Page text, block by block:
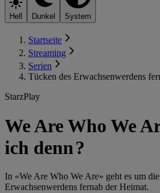
Hell Dunkel System
Startseite
Streaming
Serien
Tücken des Erwachsenwerdens
StarzPlay
We Are Who We
ich denn ?
In «We Are Who We Are» geht es um
Erwachsenwerdens fernab der Heimat.